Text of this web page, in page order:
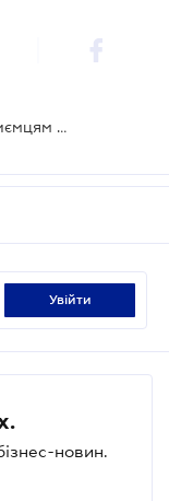
Чи потрібні первинні документи підприємцям - єдинникам
увійти
новин.